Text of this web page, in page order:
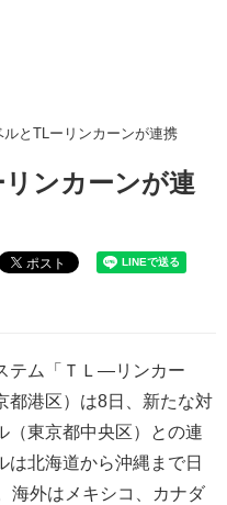
ルとTLーリンカーンが連携
ンカーンが連
ポスト
テム「ＴＬ―リンカー
都港区）は8日、新たな対
（東京都中央区）との連
北海道から沖縄まで日
海外はメキシコ、カナダ